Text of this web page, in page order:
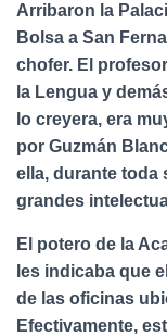
Arribaron la
Bolsa a San
chofer. El
la Lengua y
lo creyera, era
por Guzmán
ella, durante toda
grandes
El potero de la
les indicaba que
de las oficinas
Efectivamente,